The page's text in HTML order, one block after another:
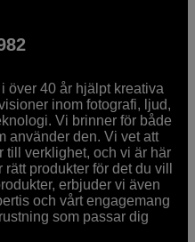
över 40 år hjälpt kreativa
inom fotografi, ljud,
Vi brinner för både
använder den. Vi vet att
till verklighet, och vi är här
produkter för det du vill
erbjuder vi även
och vårt engagemang
som passar dig